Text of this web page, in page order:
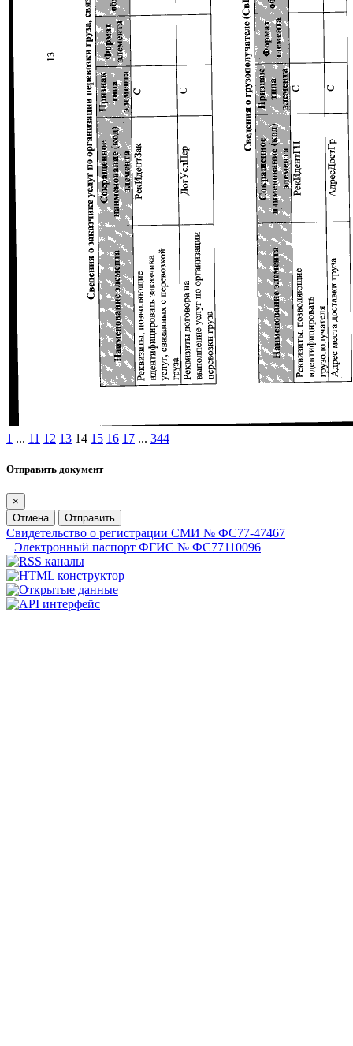
1 ... 11 12 13 14 15 16 17 ... 344
Отправить документ
×
Отмена
Отправить
Свидетельство о регистрации СМИ № ФС77-47467
Электронный паспорт ФГИС № ФС77110096